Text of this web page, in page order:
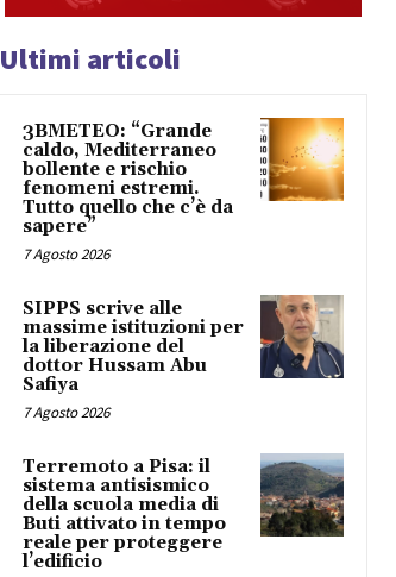
Ultimi articoli
3BMETEO: “Grande
caldo, Mediterraneo
bollente e rischio
fenomeni estremi.
Tutto quello che c’è da
sapere”
7 Agosto 2026
SIPPS scrive alle
massime istituzioni per
la liberazione del
dottor Hussam Abu
Safiya
7 Agosto 2026
Terremoto a Pisa: il
sistema antisismico
della scuola media di
Buti attivato in tempo
reale per proteggere
l’edificio